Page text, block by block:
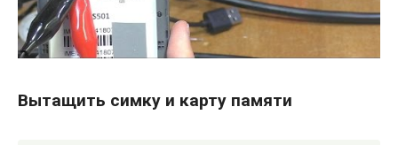
Вытащить симку и карту памяти